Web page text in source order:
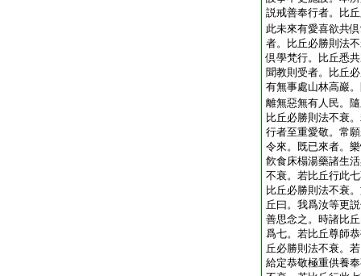
説戒善奉行者。比
此未來有愛喜欲共
者。比丘必勝則法
倶學梵行。比丘悉
聞教則受者。比丘
有無事處山林高巖
離無惡無有人民。
比丘必勝則法不衰
行者至重愛敬。常
令來。既已來者。
飮食床榻湯藥諸生
不衰。若比丘行此
比丘必勝則法不衰
丘曰。我爲汝等更
善思念之。時諸比
爲七。若比丘尊師
丘必勝則法不衰。
給定恭敬極重供養